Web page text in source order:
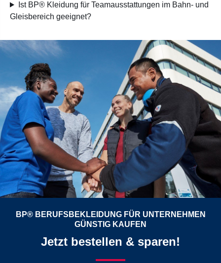
Ist BP® Kleidung für Teamausstattungen im Bahn- und
Gleisbereich geeignet?
BP® BERUFSBEKLEIDUNG FÜR UNTERNEHMEN
GÜNSTIG KAUFEN
Jetzt bestellen & sparen!